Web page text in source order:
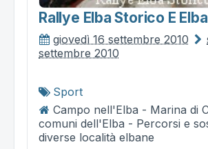
Rallye Elba Storico E
giovedì 16 settembre 2010
settembre 2010
Sport
Campo nell'Elba - Marina di
comuni dell'Elba - Percorsi e
diverse località elbane